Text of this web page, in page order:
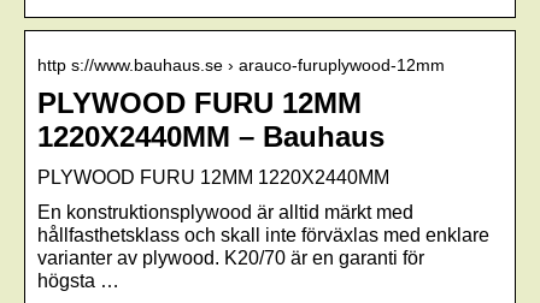
http s://www.bauhaus.se › arauco-furuplywood-12mm
PLYWOOD FURU 12MM
1220X2440MM – Bauhaus
PLYWOOD FURU 12MM 1220X2440MM
En konstruktionsplywood är alltid märkt med
hållfasthetsklass och skall inte förväxlas med enklare
varianter av plywood. K20/70 är en garanti för
högsta …